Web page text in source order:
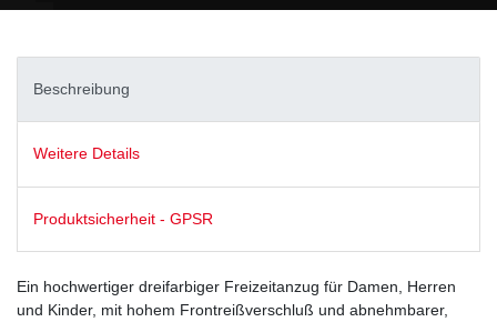
Beschreibung
Weitere Details
Produktsicherheit - GPSR
Ein hochwertiger dreifarbiger Freizeitanzug für Damen, Herren
und Kinder, mit hohem Frontreißverschluß und abnehmbarer,